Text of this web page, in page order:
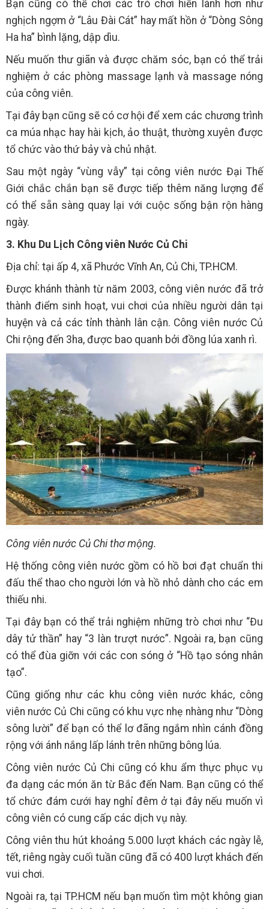
Bạn cũng có thể chơi các trò chơi hiền lành hơn như
nghịch ngợm ở “Lâu Đài Cát” hay mất hồn ở “Dòng Sông
Ha ha” bình lặng, dập dìu.
Nếu muốn thư giãn và được chăm sóc, bạn có thể trải
nghiệm ở các phòng massage lạnh và massage nóng
của công viên.
Tại đây bạn cũng sẽ có cơ hội để xem các chương trình
ca múa nhạc hay hài kịch, ảo thuật, thường xuyên được
tổ chức vào thứ bảy và chủ nhật.
Sau một ngày “vùng vẫy” tại công viên nước Đại Thế
Giới chắc chắn bạn sẽ được tiếp thêm năng lượng để
có thể sẵn sàng quay lại với cuộc sống bận rộn hàng
ngày.
3. Khu Du Lịch Công viên Nước Củ Chi
Địa chỉ: tại ấp 4, xã Phước Vĩnh An, Củ Chi, TP.HCM.
Được khánh thành từ năm 2003, công viên nước đã trở
thành điểm sinh hoạt, vui chơi của nhiều người dân tại
huyện và cả các tỉnh thành lân cận. Công viên nước Củ
Chi rộng đến 3ha, được bao quanh bởi đồng lúa xanh rì.
Công viên nước Củ Chi thơ mộng.
Hệ thống công viên nước gồm có hồ bơi đạt chuẩn thi
đấu thể thao cho người lớn và hồ nhỏ dành cho các em
thiếu nhi.
Tại đây bạn có thể trải nghiệm những trò chơi như “Đu
dây tử thần” hay “3 làn trượt nước”. Ngoài ra, bạn cũng
có thể đùa giỡn với các con sóng ở “Hồ tạo sóng nhân
tạo”.
Cũng giống như các khu công viên nước khác, công
viên nước Củ Chi cũng có khu vực nhẹ nhàng như “Dòng
sông lười” để bạn có thể lơ đãng ngắm nhìn cánh đồng
rộng với ánh nắng lấp lánh trên những bông lúa.
Công viên nước Củ Chi cũng có khu ẩm thực phục vụ
đa dạng các món ăn từ Bắc đến Nam. Bạn cũng có thể
tổ chức đám cưới hay nghỉ đêm ở tại đây nếu muốn vì
công viên có cung cấp các dịch vụ này.
Công viên thu hút khoảng 5.000 lượt khách các ngày lễ,
tết, riêng ngày cuối tuần cũng đã có 400 lượt khách đến
vui chơi.
Ngoài ra, tại TP.HCM nếu bạn muốn tìm một không gian